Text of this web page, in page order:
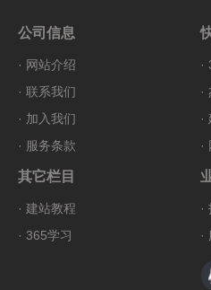
公司信息
· 网站介绍
· 联系我们
· 加入我们
· 服务条款
·
·
·
·
其它栏目
· 建站教程
· 365学习
·
·